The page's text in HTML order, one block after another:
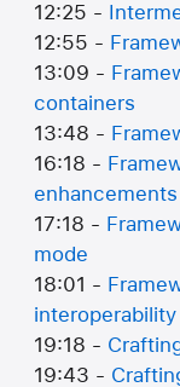
12:25 -
12:55 -
13:09 -
containers
13:48 -
16:18 -
enhancements
17:18 -
mode
18:01 -
interoperability
19:18 -
19:43 -